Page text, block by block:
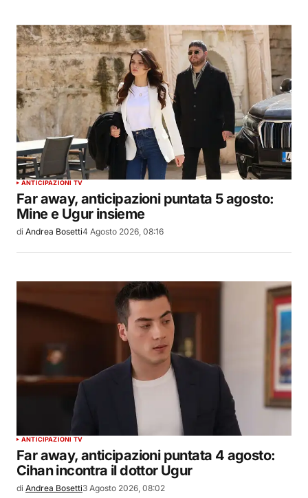
ANTICIPAZIONI TV
Far away, anticipazioni puntata 5 agosto:
Mine e Ugur insieme
di Andrea Bosetti4 Agosto 2026, 08:16
ANTICIPAZIONI TV
Far away, anticipazioni puntata 4 agosto:
Cihan incontra il dottor Ugur
di Andrea Bosetti3 Agosto 2026, 08:02